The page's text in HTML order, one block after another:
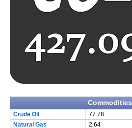
Commodities
Crude Oil 77.78
Natural Gas
2.64